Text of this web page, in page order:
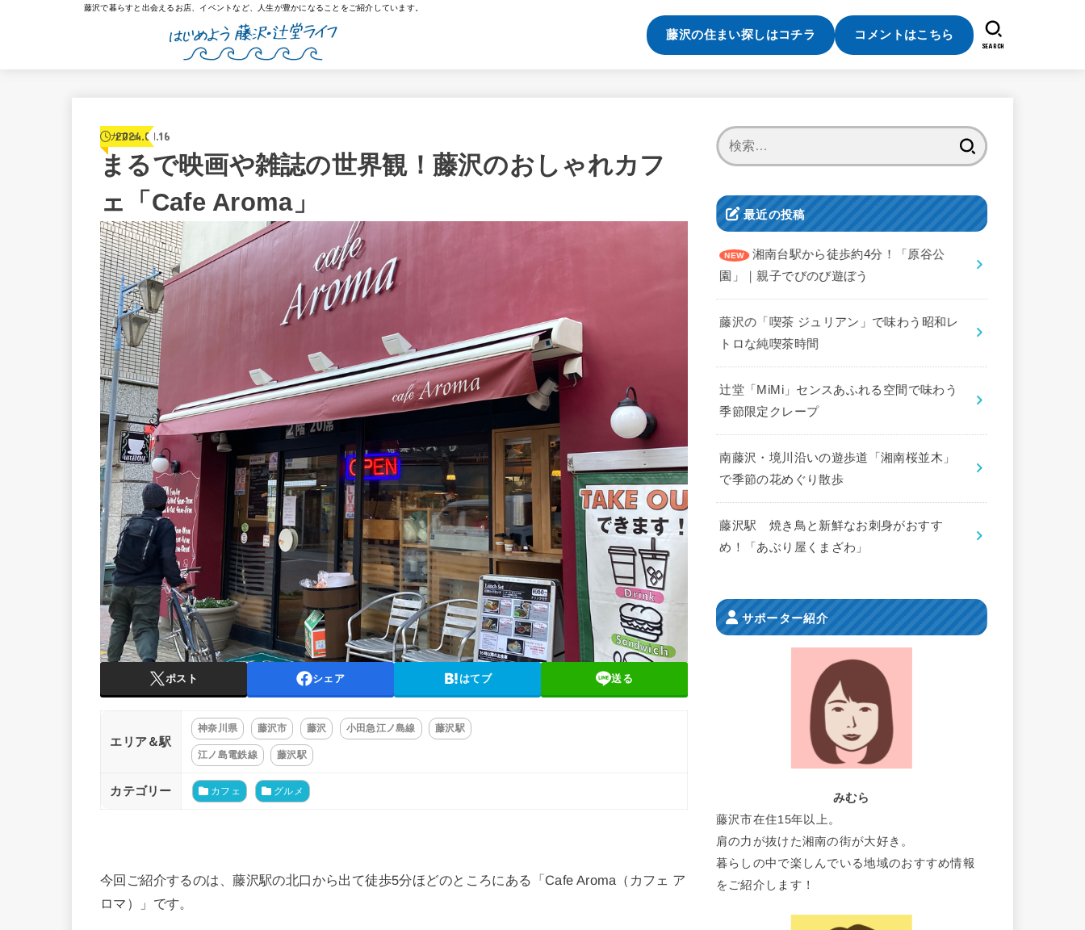
藤沢で暮らすと出会えるお店、イベントなど、人生が豊かになることをご紹介しています。
藤沢の住まい探しはコチラ コメントはこちら
SEARCH
カフェ
2024.01.16
まるで映画や雑誌の世界観！藤沢のおしゃれカフ
ェ「Cafe Aroma」
ポスト シェア はてブ 送る
エリア＆駅
神奈川県 藤沢市 藤沢 小田急江ノ島線 藤沢駅
江ノ島電鉄線 藤沢駅
カテゴリー カフェ グルメ
今回ご紹介するのは、藤沢駅の北口から出て徒歩5分ほどのところにある「Cafe Aroma（カフェ ア
ロマ）」です。
最近の投稿
湘南台駅から徒歩約4分！「原谷公
園」｜親子でびのび遊ぼう
藤沢の「喫茶 ジュリアン」で味わう昭和レ
トロな純喫茶時間
辻堂「MiMi」センスあふれる空間で味わう
季節限定クレープ
南藤沢・境川沿いの遊歩道「湘南桜並木」
で季節の花めぐり散歩
藤沢駅 焼き鳥と新鮮なお刺身がおすす
め！「あぶり屋くまざわ」
サポーター紹介
みむら
藤沢市在住15年以上。
肩の力が抜けた湘南の街が大好き。
暮らしの中で楽しんでいる地域のおすすめ情報
をご紹介します！